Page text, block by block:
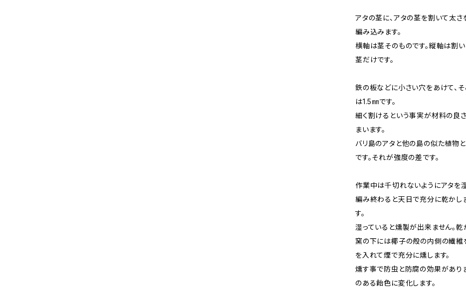
アタの茎に、アタの茎を割いて太
編み込みます。
横軸は茎そのものです。縦軸は割
茎だけです。
鉄の板などに小さい穴をあけて、
は1.5㎜です。
細く割けるという事実が材料の良
まいます。
バリ島のアタと他の島の似た植物
です。それが強度の差です。
作業中は千切れないようにアタを
編み終わると天日で充分に乾かし
す。
湿っていると燻製が出来ません。乾
窯の下には椰子の殻の内側の繊維
を入れて煙で充分に燻します。
燻す事で防虫と防腐の効果があり
のある飴色に変化します。